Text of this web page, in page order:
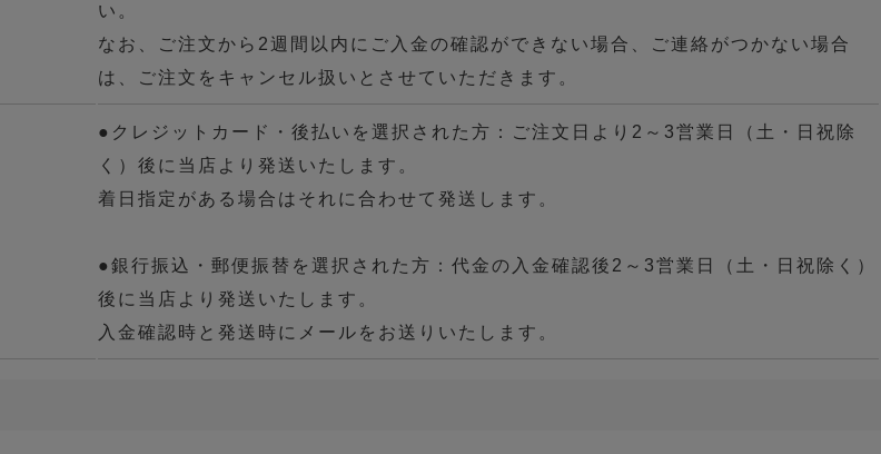
い。
なお、ご注文から2週間以内にご入金の確認ができない場合、ご連絡がつかない場合
は、ご注文をキャンセル扱いとさせていただきます。
●クレジットカード・後払いを選択された方：ご注文日より2～3営業日（土・日祝除
く）後に当店より発送いたします。
着日指定がある場合はそれに合わせて発送します。
●銀行振込・郵便振替を選択された方：代金の入金確認後2～3営業日（土・日祝除く）
後に当店より発送いたします。
入金確認時と発送時にメールをお送りいたします。